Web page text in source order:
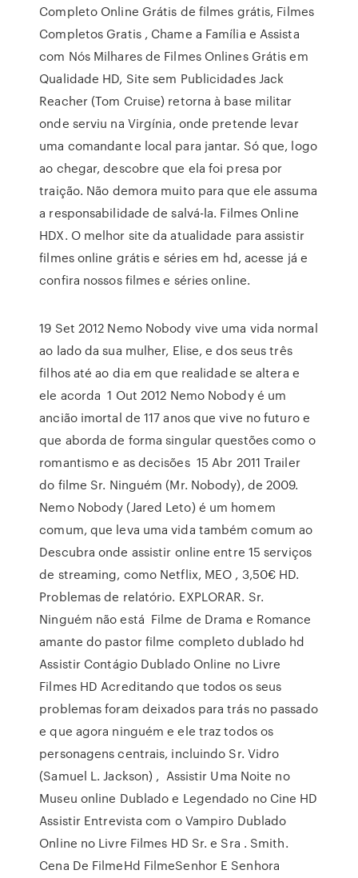
Completo Online Grátis de filmes grátis, Filmes
Completos Gratis , Chame a Família e Assista
com Nós Milhares de Filmes Onlines Grátis em
Qualidade HD, Site sem Publicidades Jack
Reacher (Tom Cruise) retorna à base militar
onde serviu na Virgínia, onde pretende levar
uma comandante local para jantar. Só que, logo
ao chegar, descobre que ela foi presa por
traição. Não demora muito para que ele assuma
a responsabilidade de salvá-la. Filmes Online
HDX. O melhor site da atualidade para assistir
filmes online grátis e séries em hd, acesse já e
confira nossos filmes e séries online.
19 Set 2012 Nemo Nobody vive uma vida normal
ao lado da sua mulher, Elise, e dos seus três
filhos até ao dia em que realidade se altera e
ele acorda 1 Out 2012 Nemo Nobody é um
ancião imortal de 117 anos que vive no futuro e
que aborda de forma singular questões como o
romantismo e as decisões 15 Abr 2011 Trailer
do filme Sr. Ninguém (Mr. Nobody), de 2009.
Nemo Nobody (Jared Leto) é um homem
comum, que leva uma vida também comum ao
Descubra onde assistir online entre 15 serviços
de streaming, como Netflix, MEO , 3,50€ HD.
Problemas de relatório. EXPLORAR. Sr.
Ninguém não está Filme de Drama e Romance
amante do pastor filme completo dublado hd
Assistir Contágio Dublado Online no Livre
Filmes HD Acreditando que todos os seus
problemas foram deixados para trás no passado
e que agora ninguém e ele traz todos os
personagens centrais, incluindo Sr. Vidro
(Samuel L. Jackson) , Assistir Uma Noite no
Museu online Dublado e Legendado no Cine HD
Assistir Entrevista com o Vampiro Dublado
Online no Livre Filmes HD Sr. e Sra . Smith.
Cena De FilmeHd FilmeSenhor E Senhora